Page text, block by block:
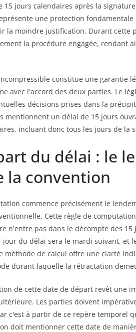
15 jours calendaires après la
une protection
la moindre justification. Durant cette
la procédure engagée, rendant
constitue une garantie
avec l'accord des deux parties. Le
décisions prises dans la
mentionnent un délai de 15 jours
incluant donc tous les jours de la
du délai : le
la convention
commence précisément le
Cette règle de
n'entre pas dans le décompte des
du délai sera le mardi suivant, et
méthode de calcul offre une clarté
durant laquelle la rétractation
de cette date de départ revêt une
Les parties doivent
c'est à partir de ce repère temporel
doit mentionner cette date de